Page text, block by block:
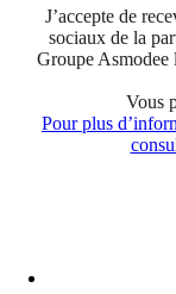
J’accepte de
sociaux de la
Groupe Asmodee
Vous
Pour plus